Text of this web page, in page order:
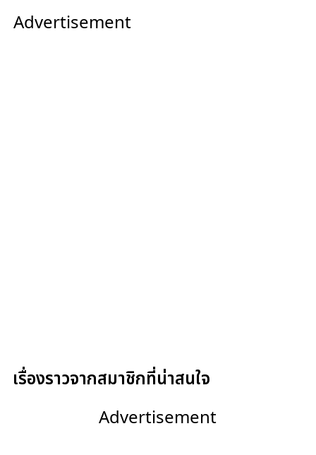
Advertisement
เรื่องราวจากสมาชิกที่น่าสนใจ
Advertisement